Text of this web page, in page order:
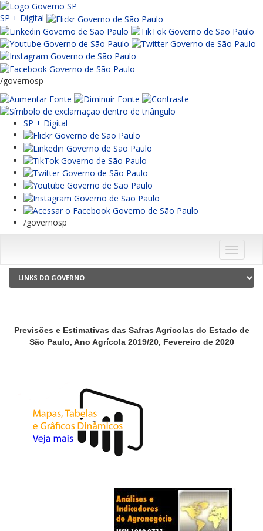
SP + Digital
/governosp
SP + Digital
/governosp
Menu
Previsões e Estimativas das Safras Agrícolas do Estado de
São Paulo, Ano Agrícola 2019/20, Fevereiro de 2020